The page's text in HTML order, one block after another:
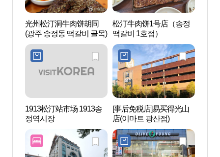
光州松汀洞牛肉饼胡同
(광주 송정동 떡갈비 골목)
松汀牛肉饼1号店（송정
떡갈비 1호점）
1913松汀站市场 1913송
정역시장
[事后免税店]易买得光山
店(이마트 광산점)